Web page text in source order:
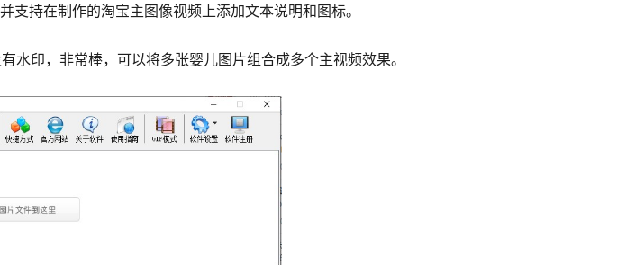
持在制作的淘宝主图像视频上添加文本说明和图标。
印，非常棒，可以将多张婴儿图片组合成多个主视频效果。